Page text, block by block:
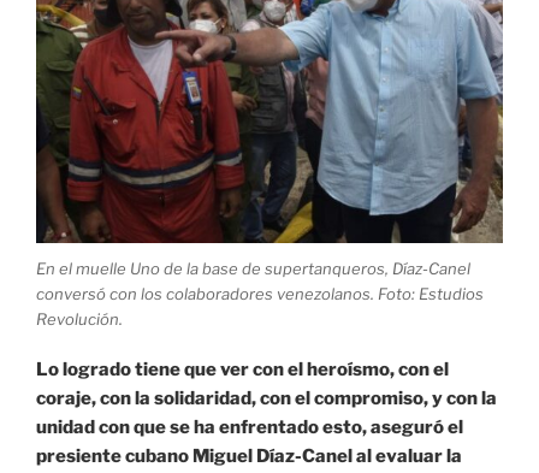
En el muelle Uno de la base de supertanqueros, Díaz-Canel
conversó con los colaboradores venezolanos. Foto: Estudios
Revolución.
Lo logrado tiene que ver con el heroísmo, con el
coraje, con la solidaridad, con el compromiso, y con la
unidad con que se ha enfrentado esto, aseguró el
presiente cubano Miguel Díaz-Canel al evaluar la